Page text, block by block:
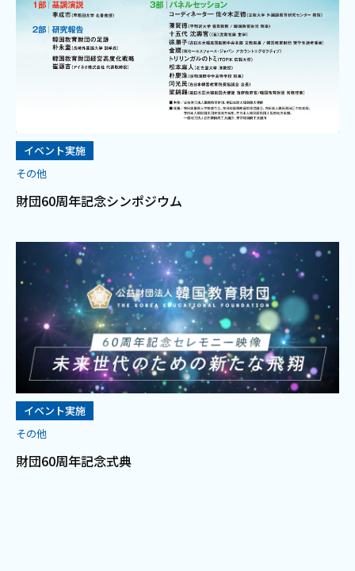
イベント実施
その他
財団60周年記念シンポジウム
イベント実施
その他
財団60周年記念式典